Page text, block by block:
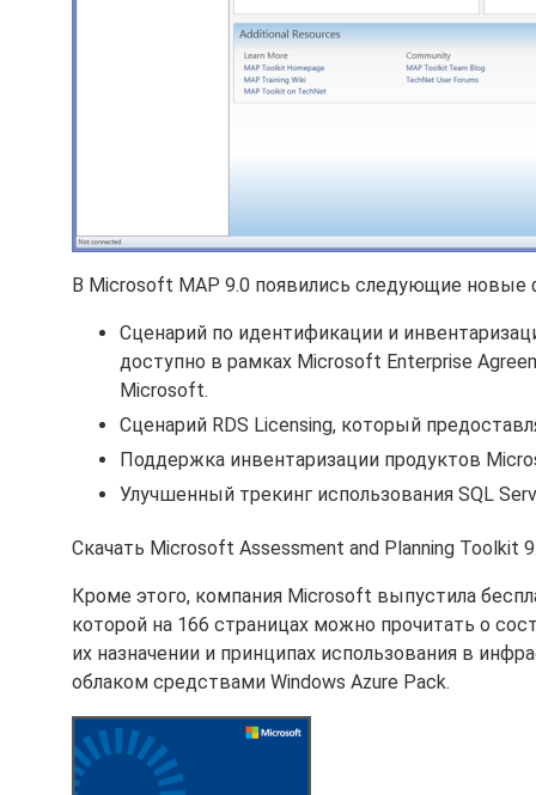
В Microsoft MAP 9.0 появились следующие новые
Сценарий по идентификации и
доступно в рамках Microsoft Enterprise
Microsoft.
Сценарий RDS Licensing, который
Поддержка инвентаризации продуктов
Улучшенный трекинг использования SQL
Скачать Microsoft Assessment and Planning Toolkit
Кроме этого, компания Microsoft выпустила
которой на 166 страницах можно прочитать о
их назначении и принципах использования в
облаком средствами Windows Azure Pack.